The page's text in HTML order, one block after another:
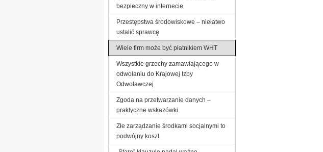
bezpieczny w internecie
Przestępstwa środowiskowe – niełatwo
ustalić sprawcę
Wiele firm może być płatnikiem WHT
Wszystkie grzechy zamawiającego w
odwołaniu do Krajowej Izby
Odwoławczej
Zgoda na przetwarzanie danych –
praktyczne wskazówki
Złe zarządzanie środkami socjalnymi to
podwójny koszt